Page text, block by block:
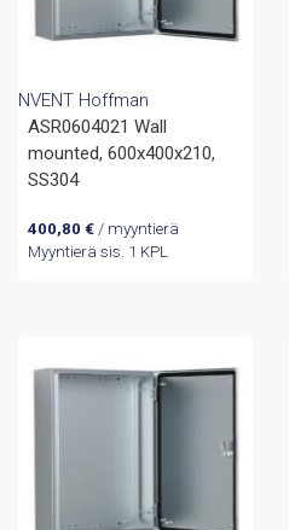
NVENT Hoffman
ASR0604021 Wall
mounted, 600x400x210,
SS304
400,80 €/ myyntierä
Myyntierä sis. 1 KPL